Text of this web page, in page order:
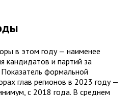
в этом году — наименее
кандидатов и партий за
формальной
глав регионов в 2023 году —
с 2018 года. В среднем